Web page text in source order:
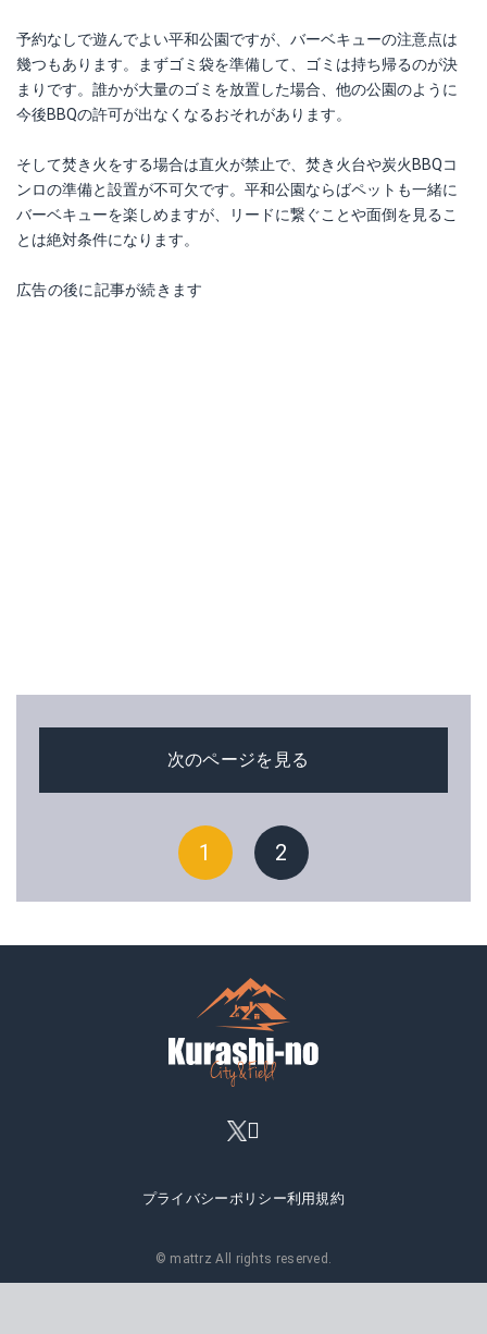
予約なしで遊んでよい平和公園ですが、バーベキューの注意点は
幾つもあります。まずゴミ袋を準備して、ゴミは持ち帰るのが決
まりです。誰かが大量のゴミを放置した場合、他の公園のように
今後BBQの許可が出なくなるおそれがあります。
そして焚き火をする場合は直火が禁止で、焚き火台や炭火BBQコ
ンロの準備と設置が不可欠です。平和公園ならばペットも一緒に
バーベキューを楽しめますが、リードに繋ぐことや面倒を見るこ
とは絶対条件になります。
広告の後に記事が続きます
次のページを見る
1 2
プライバシーポリシー利用規約
© mattrz All rights reserved.